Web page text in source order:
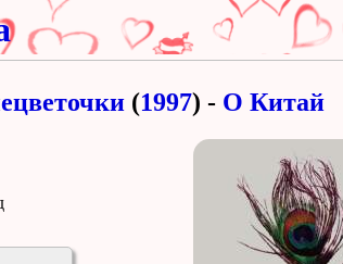
(1997) - О Китай